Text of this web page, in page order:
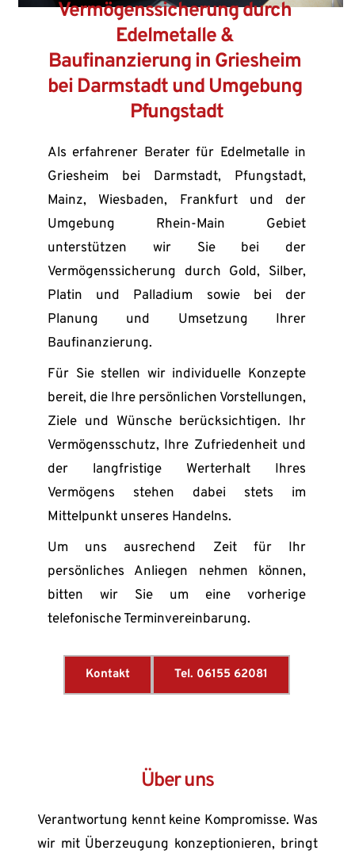
Vermögenssicherung durch
Edelmetalle &
Baufinanzierung in Griesheim
bei Darmstadt und Umgebung
Pfungstadt
Als erfahrener Berater für Edelmetalle in
Griesheim bei Darmstadt, Pfungstadt,
Mainz, Wiesbaden, Frankfurt und der
Umgebung Rhein-Main Gebiet
unterstützen wir Sie bei der
Vermögenssicherung durch Gold, Silber,
Platin und Palladium sowie bei der
Planung und Umsetzung Ihrer
Baufinanzierung.
Für Sie stellen wir individuelle Konzepte
bereit, die Ihre persönlichen Vorstellungen,
Ziele und Wünsche berücksichtigen. Ihr
Vermögensschutz, Ihre Zufriedenheit und
der langfristige Werterhalt Ihres
Vermögens stehen dabei stets im
Mittelpunkt unseres Handelns.
Um uns ausrechend Zeit für Ihr
persönliches Anliegen nehmen können,
bitten wir Sie um eine vorherige
telefonische Terminvereinbarung.
Kontakt Tel. 06155 62081
Über uns
Verantwortung kennt keine Kompromisse. Was
wir mit Überzeugung konzeptionieren, bringt